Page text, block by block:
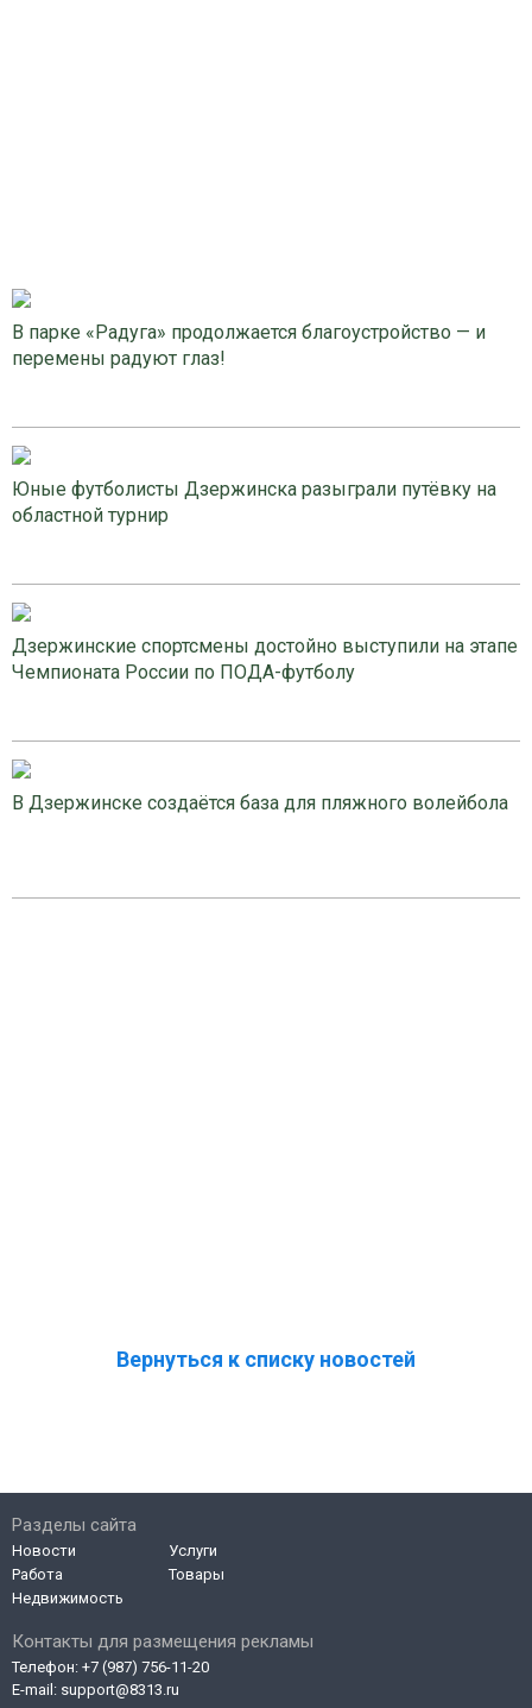
В парке «Радуга» продолжается благоустройство — и
перемены радуют глаз!
Юные футболисты Дзержинска разыграли путёвку на
областной турнир
Дзержинские спортсмены достойно выступили на этапе
Чемпионата России по ПОДА-футболу
В Дзержинске создаётся база для пляжного волейбола
Вернуться к списку новостей
Контакты для размещения рекламы
Телефон: +7 (987) 756-11-20
E-mail: support@8313.ru
Разделы сайта
Новости
Работа
Недвижимость
Услуги
Товары